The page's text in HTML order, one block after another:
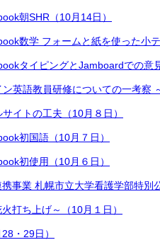
朝SHR（10月14日）
数学 フォームと紙を使った小
タイピングとJamboardでの意
英語教員研修についての一考察
イトの工夫（10月８日）
初国語（10月７日）
初使用（10月６日）
事業 札幌市立大学看護学部特別
打ち上げ～（10月１日）
・29日）